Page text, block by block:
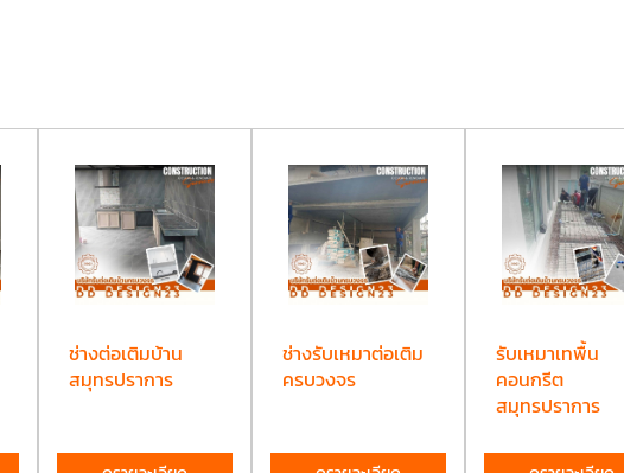
ช่างต่อเติมบ้าน
สมุทรปราการ
ช่างรับเหมาต่อเติม
ครบวงจร
รับเหมาเทพื้น
คอนกรีต
สมุทรปราการ